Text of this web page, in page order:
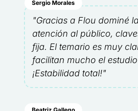
Sergio Morales
"Gracias a Flou dominé
atención al público,
fija. El temario es muy
facilitan mucho el
¡Estabilidad total!"